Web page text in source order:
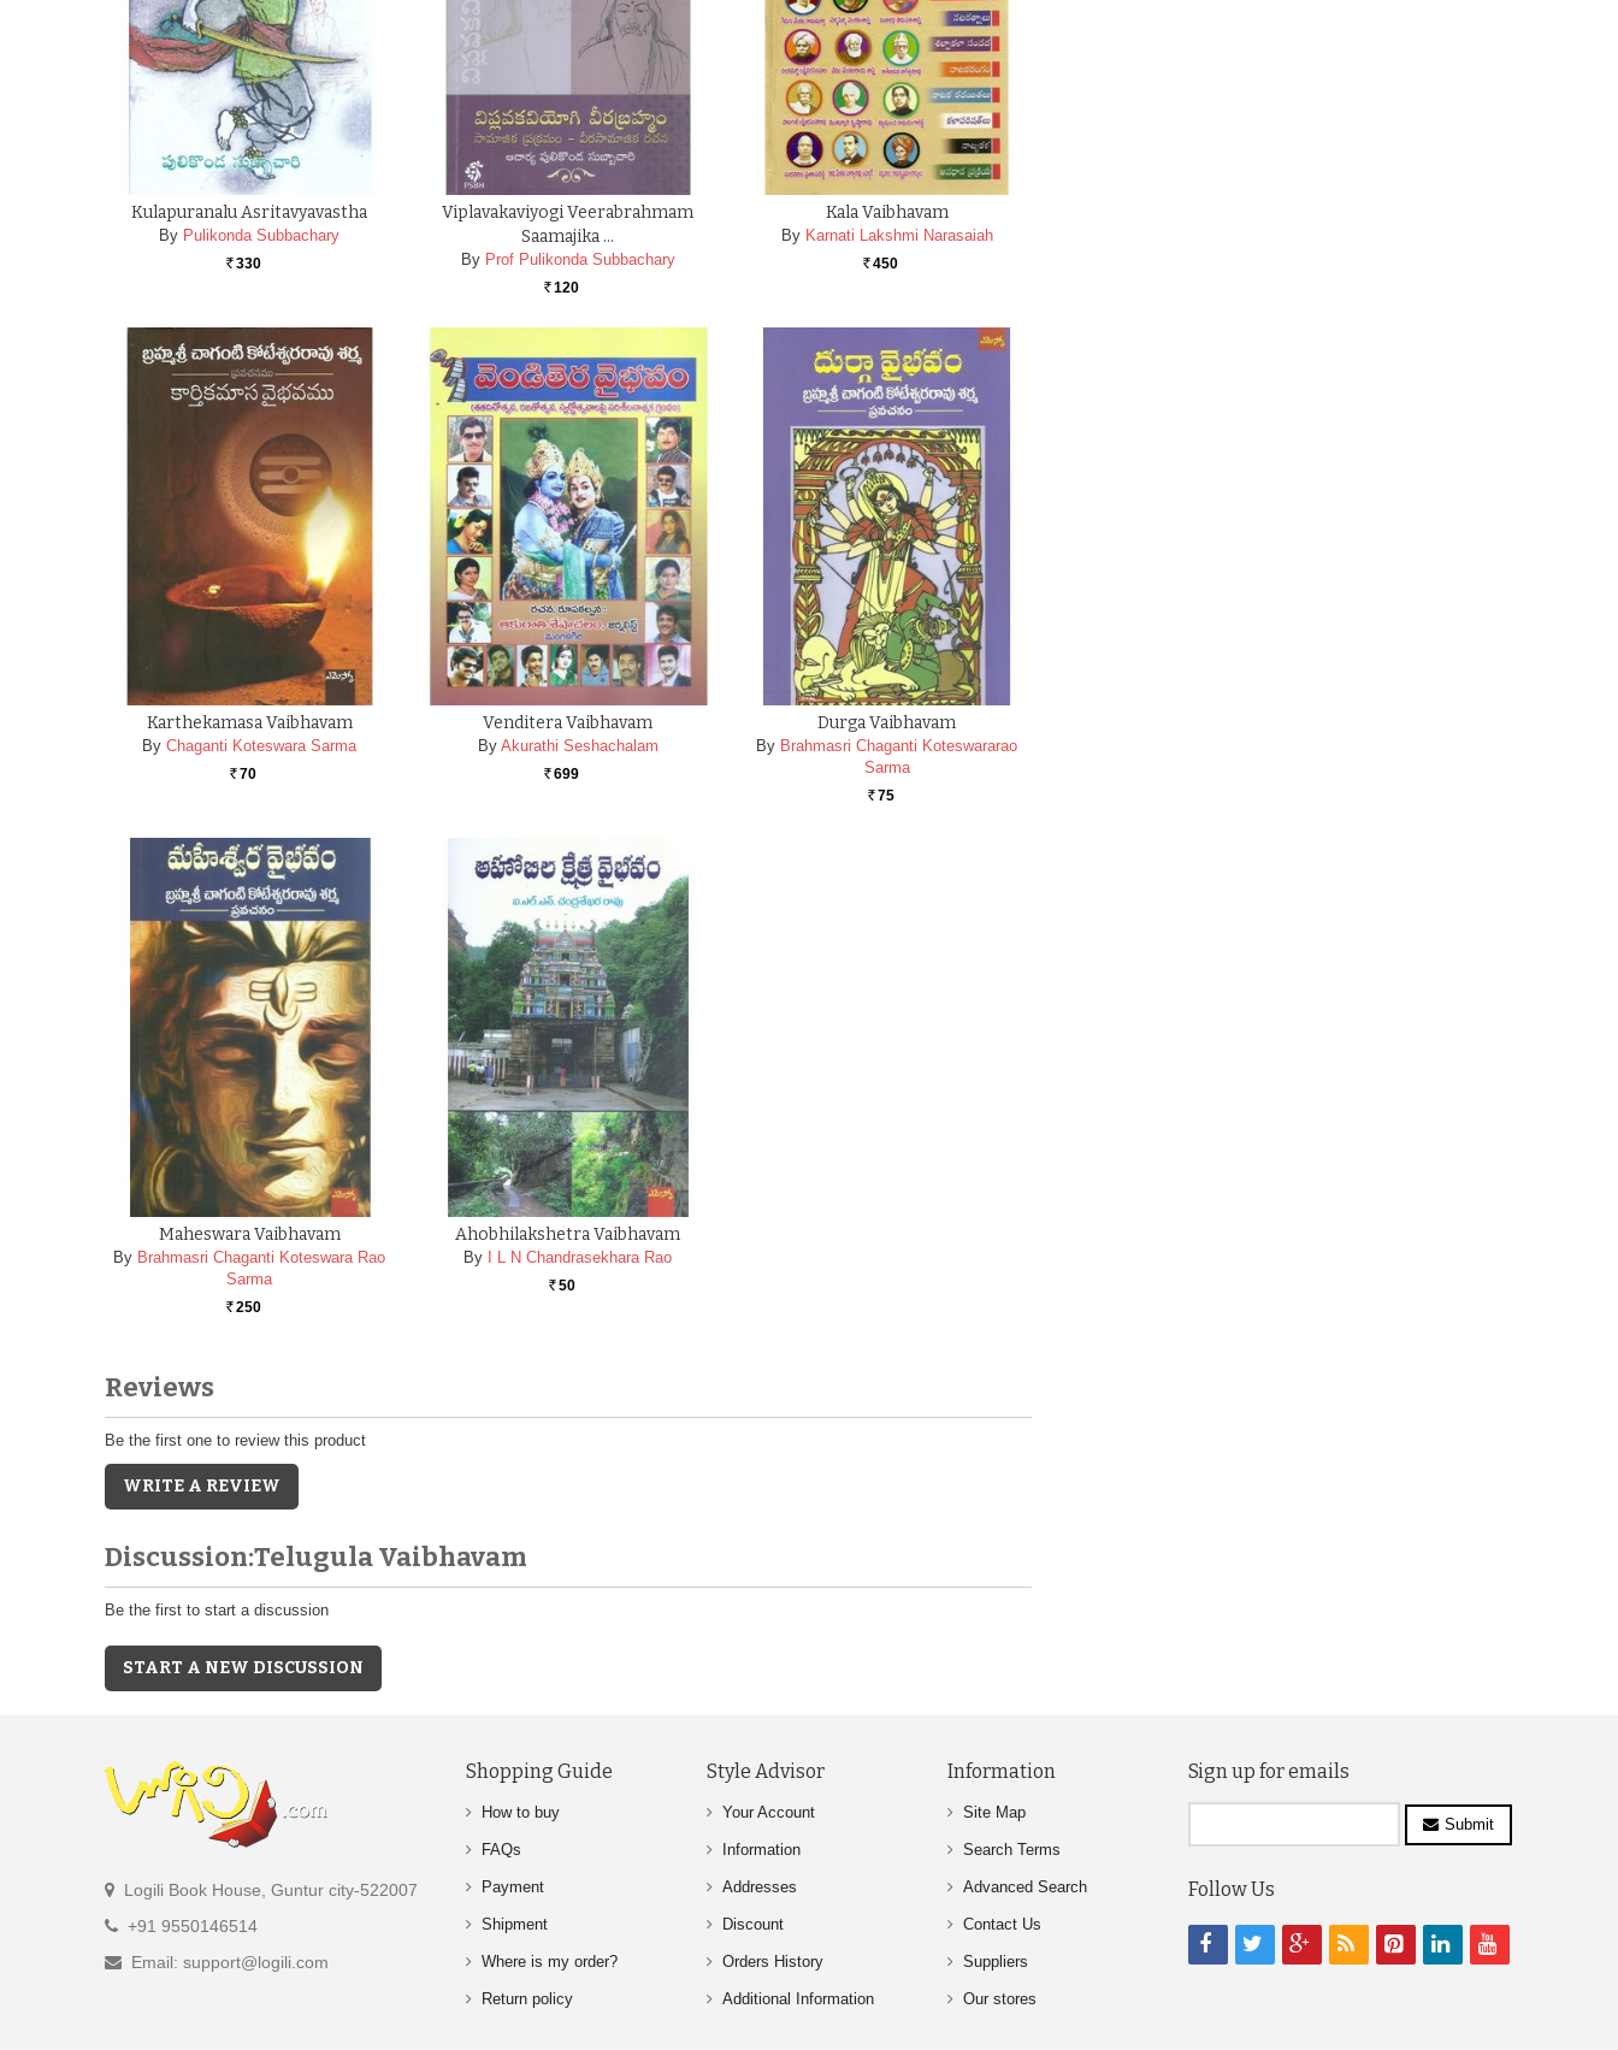
Kulapuranalu Asritavyavastha
By Pulikonda Subbachary
Rs. 330
Viplavakaviyogi Veerabrahmam
Saamajika …
By Prof Pulikonda Subbachary
Rs. 120
Kala Vaibhavam
By Karnati Lakshmi Narasaiah
Rs. 450
Karthekamasa Vaibhavam
By Chaganti Koteswara Sarma
Rs. 70
Venditera Vaibhavam
By Akurathi Seshachalam
Rs. 699
Durga Vaibhavam
By Brahmasri Chaganti Koteswararao
Sarma
Rs. 75
Maheswara Vaibhavam
By Brahmasri Chaganti Koteswara Rao
Sarma
Rs. 250
Ahobhilakshetra Vaibhavam
By I L N Chandrasekhara Rao
Rs. 50
Reviews
Be the first one to review this product
WRITE A REVIEW
Discussion:Telugula Vaibhavam
Be the first to start a discussion
START A NEW DISCUSSION
Logili Book House, Guntur city-522007
+91 9550146514
Email: support@logili.com
Shopping Guide
How to buy
FAQs
Payment
Shipment
Where is my order?
Return policy
Style Advisor
Your Account
Information
Addresses
Discount
Orders History
Additional Information
Information
Site Map
Search Terms
Advanced Search
Contact Us
Suppliers
Our stores
Sign up for emails
Submit
Follow Us